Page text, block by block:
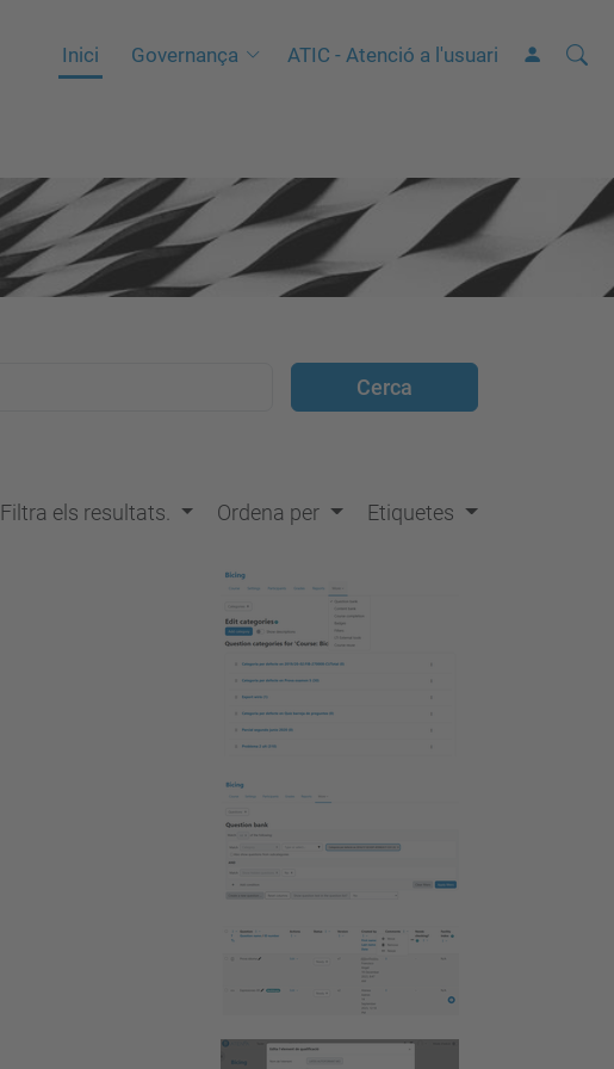
Inici Governança ATIC - Atenció a l'usuari Cerca
C
a
Filtra els resultats. Ordena per Etiquetes